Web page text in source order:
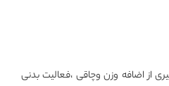
از اضافه وزن وچاقی ،فعالیت بدنی